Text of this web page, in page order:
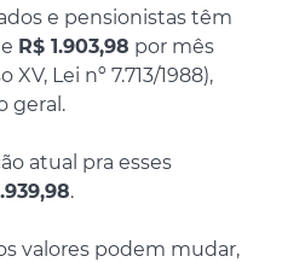
e pensionistas têm
R$ 1.903,98 por mês
Lei nº 7.713/1988),
geral.
atual pra esses
.
valores podem mudar,